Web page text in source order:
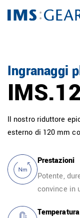
Ingranaggi
Il nostro riduttore
esterno di 120 mm
Prestazioni
Potente,
convince in
Temperatura